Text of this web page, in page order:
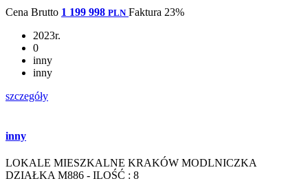
Cena Brutto 1 199 998 PLN Faktura 23%
2023r.
0
inny
inny
szczegóły
inny
LOKALE MIESZKALNE KRAKÓW MODLNICZKA
DZIAŁKA M886 - ILOŚĆ : 8